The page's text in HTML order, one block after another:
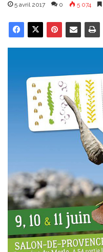
5 avril 2017 0 5 074